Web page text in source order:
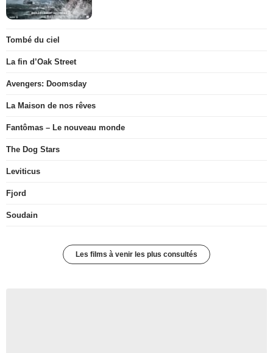
Tombé du ciel
La fin d’Oak Street
Avengers: Doomsday
La Maison de nos rêves
Fantômas – Le nouveau monde
The Dog Stars
Leviticus
Fjord
Soudain
Les films à venir les plus consultés